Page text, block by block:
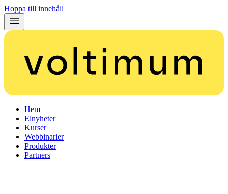
Hoppa till innehåll
Hem
Elnyheter
Kurser
Webbinarier
Produkter
Partners